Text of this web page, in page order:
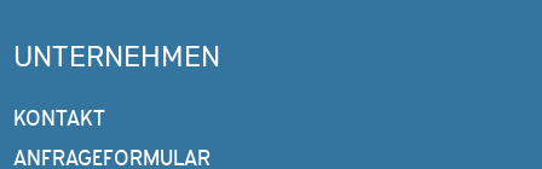
UNTERNEHMEN
KONTAKT
ANFRAGEFORMULAR